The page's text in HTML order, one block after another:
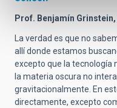
Prof. Benjamín
La verdad es que no
allí donde estamos
excepto que la tecnología
la materia oscura no
gravitacionalmente. En
directamente, excepto